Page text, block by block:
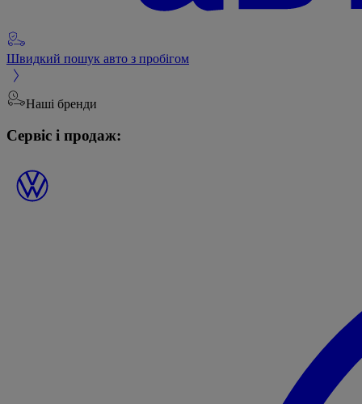
Швидкий пошук авто з пробігом
Наші бренди
Сервіс і продаж: